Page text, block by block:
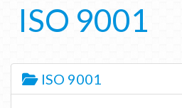
ISO 9001
ISO 9001